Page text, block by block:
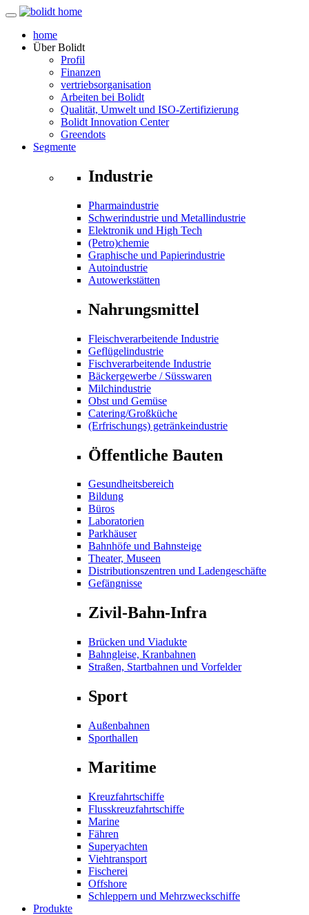
home
ÜberBolidt
Profil
Finanzen
vertriebsorganisation
Arbeiten bei Bolidt
Qualität, Umwelt und ISO-Zertifizierung
Bolidt Innovation Center
Greendots
Segmente
Industrie
Pharmaindustrie
Schwerindustrie und Metallindustrie
Elektronik und High Tech
(Petro)chemie
Graphische und Papierindustrie
Autoindustrie
Autowerkstätten
Nahrungsmittel
Fleischverarbeitende Industrie
Geflügelindustrie
Fischverarbeitende Industrie
Bäckergewerbe / Süsswaren
Milchindustrie
Obst und Gemüse
Catering/Großküche
(Erfrischungs) getränkeindustrie
Öffentliche Bauten
Gesundheitsbereich
Bildung
Büros
Laboratorien
Parkhäuser
Bahnhöfe und Bahnsteige
Theater, Museen
Distributionszentren und Ladengeschäfte
Gefängnisse
Zivil-Bahn-Infra
Brücken und Viadukte
Bahngleise, Kranbahnen
Straßen, Startbahnen und Vorfelder
Sport
Außenbahnen
Sporthallen
Maritime
Kreuzfahrtschiffe
Flusskreuzfahrtschiffe
Marine
Fähren
Superyachten
Viehtransport
Fischerei
Offshore
Schleppern und Mehrzweckschiffe
Produkte